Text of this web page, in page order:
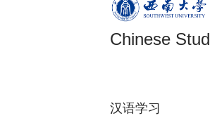
Chinese
汉语学习